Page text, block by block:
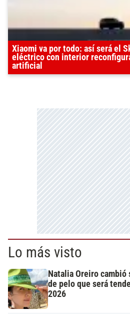
Xiaomi va por todo: así será el
eléctrico con interior
artificial
Lo más visto
Natalia Oreiro
de pelo que será
2026